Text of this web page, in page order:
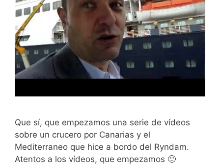
Que sí, que empezamos una serie de vídeos
sobre un crucero por Canarias y el
Mediterraneo que hice a bordo del Ryndam.
Atentos a los vídeos, que empezamos 🙂